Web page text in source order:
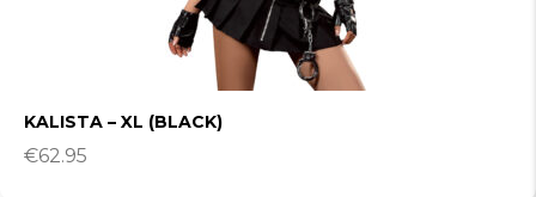
KALISTA – XL (BLACK)
€62.95